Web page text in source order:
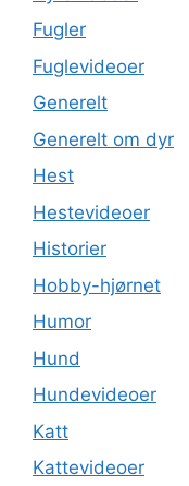
Fugler
Fuglevideoer
Generelt
Generelt om dyr
Hest
Hestevideoer
Historier
Hobby-hjørnet
Humor
Hund
Hundevideoer
Katt
Kattevideoer